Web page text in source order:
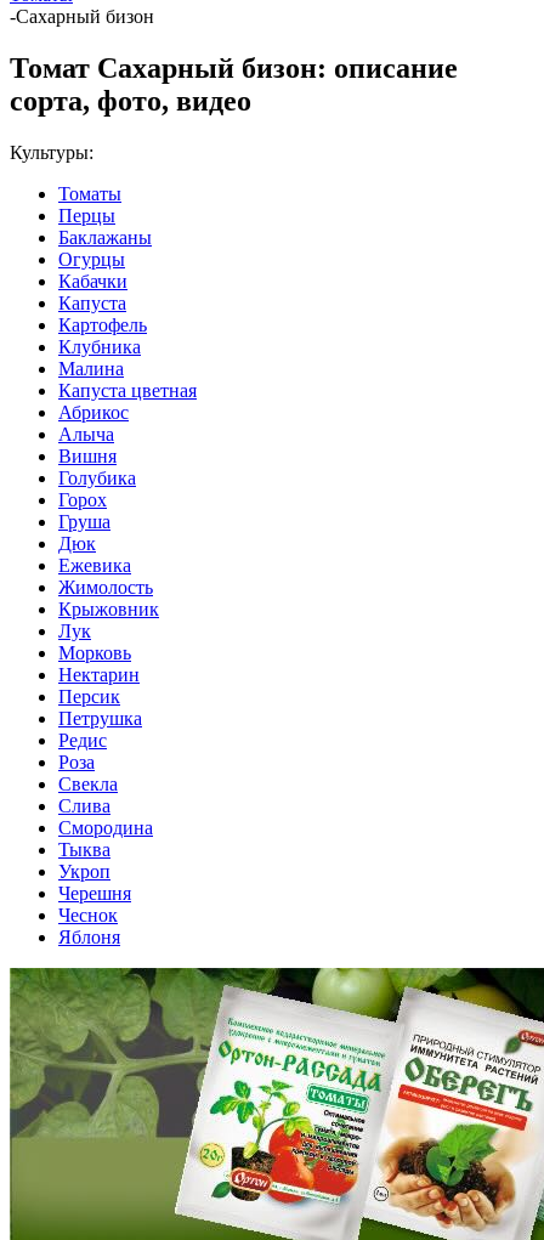
-Сахарный бизон
Томат Сахарный бизон: описание
сорта, фото, видео
Культуры:
Томаты
Перцы
Баклажаны
Огурцы
Кабачки
Капуста
Картофель
Клубника
Малина
Капуста цветная
Абрикос
Алыча
Вишня
Голубика
Горох
Груша
Дюк
Ежевика
Жимолость
Крыжовник
Лук
Морковь
Нектарин
Персик
Петрушка
Редис
Роза
Свекла
Слива
Смородина
Тыква
Укроп
Черешня
Чеснок
Яблоня